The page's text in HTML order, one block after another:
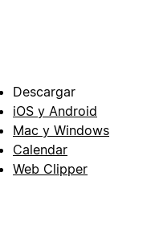
Descargar
iOS y Android
Mac y Windows
Calendar
Web Clipper